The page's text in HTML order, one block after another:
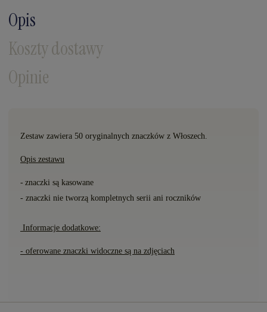
Opis
Koszty dostawy
Opinie
Zestaw zawiera 50 oryginalnych znaczków z Włoszech.
Opis zestawu
- znaczki są kasowane
- znaczki nie tworzą kompletnych serii ani roczników
Informacje dodatkowe:
- oferowane znaczki widoczne są na zdjęciach